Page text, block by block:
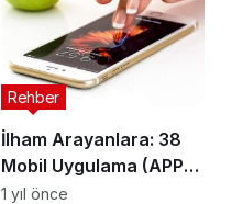
İlham Arayanlara: 38
Mobil Uygulama (APP)
Fikirleri
Rehber
1 yıl önce